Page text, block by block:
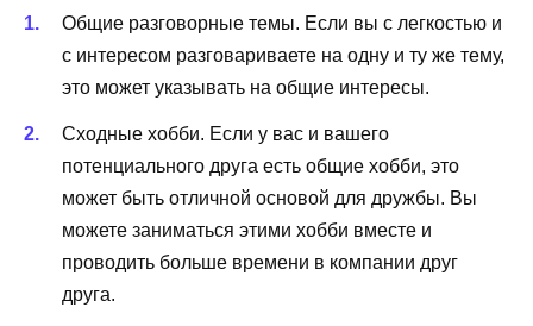
Общие разговорные темы. Если вы с легкостью и
с интересом разговариваете на одну и ту же тему,
это может указывать на общие интересы.
Сходные хобби. Если у вас и вашего
потенциального друга есть общие хобби, это
может быть отличной основой для дружбы. Вы
можете заниматься этими хобби вместе и
проводить больше времени в компании друг
друга.